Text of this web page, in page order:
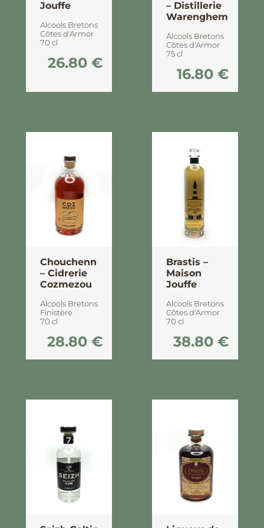
Jouffe
Alcools Bretons
Côtes d'Armor
70 cl
26.80 €
– Distillerie
Warenghem
Alcools Bretons
Côtes d'Armor
75 cl
16.80 €
Chouchenn
– Cidrerie
Cozmezou
Alcools Bretons
Finistère
70 cl
28.80 €
Brastis –
Maison
Jouffe
Alcools Bretons
Côtes d'Armor
70 cl
38.80 €